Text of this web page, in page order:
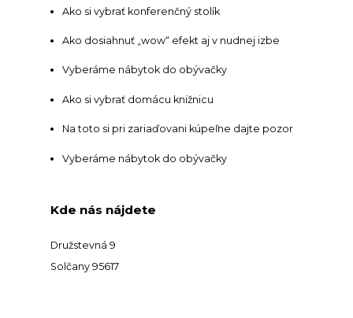
Ako si vybrať konferenčný stolík
Ako dosiahnuť „wow“ efekt aj v nudnej izbe
Vyberáme nábytok do obývačky
Ako si vybrať domácu knižnicu
Na toto si pri zariaďovani kúpeľne dajte pozor
Vyberáme nábytok do obývačky
Kde nás nájdete
Družstevná 9
Solčany 95617